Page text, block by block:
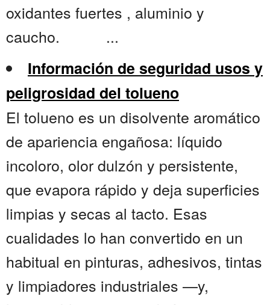
oxidantes fuertes , aluminio y
caucho. ...
Información de seguridad usos y
peligrosidad del tolueno
El tolueno es un disolvente aromático
de apariencia engañosa: líquido
incoloro, olor dulzón y persistente,
que evapora rápido y deja superficies
limpias y secas al tacto. Esas
cualidades lo han convertido en un
habitual en pinturas, adhesivos, tintas
y limpiadores industriales —y,